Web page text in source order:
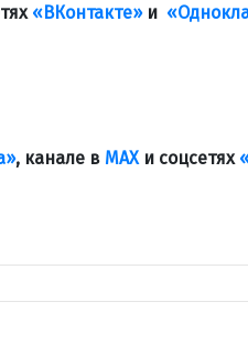
«ВКонтакте»и
, канале в МАХи соцсетях